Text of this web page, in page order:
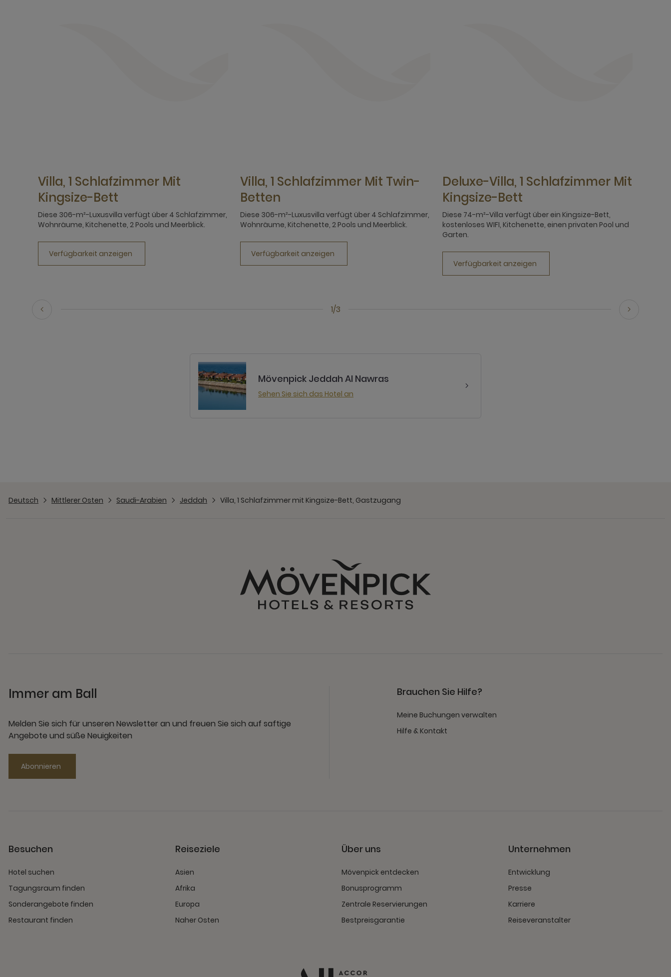
1/3
Villa, 1 Schlafzimmer Mit
Kingsize-Bett
Diese 306-m²-Luxusvilla verfügt über 4 Schlafzimmer,
Wohnräume, Kitchenette, 2 Pools und Meerblick.
Verfügbarkeit anzeigen
Villa, 1 Schlafzimmer Mit Twin-
Betten
Diese 306-m²-Luxusvilla verfügt über 4 Schlafzimmer,
Wohnräume, Kitchenette, 2 Pools und Meerblick.
Verfügbarkeit anzeigen
Deluxe-Villa, 1 Schlafzimmer Mit
Kingsize-Bett
Diese 74-m²-Villa verfügt über ein Kingsize-Bett,
kostenloses WIFI, Kitchenette, einen privaten Pool und
Garten.
Verfügbarkeit anzeigen
Mövenpick Jeddah Al Nawras
Sehen Sie sich das Hotel an
Deutsch Mittlerer Osten Saudi-Arabien Jeddah Villa, 1 Schlafzimmer mit Kingsize-Bett, Gastzugang
Immer am Ball
Melden Sie sich für unseren Newsletter an und freuen Sie sich auf saftige
Angebote und süße Neuigkeiten
Abonnieren
Brauchen Sie Hilfe?
Meine Buchungen verwalten
Hilfe & Kontakt
Besuchen
Hotel suchen
Tagungsraum finden
Sonderangebote finden
Restaurant finden
Reiseziele
Asien
Afrika
Europa
Naher Osten
Über uns
Mövenpick entdecken
Bonusprogramm
Zentrale Reservierungen
Bestpreisgarantie
Unternehmen
Entwicklung
Presse
Karriere
Reiseveranstalter